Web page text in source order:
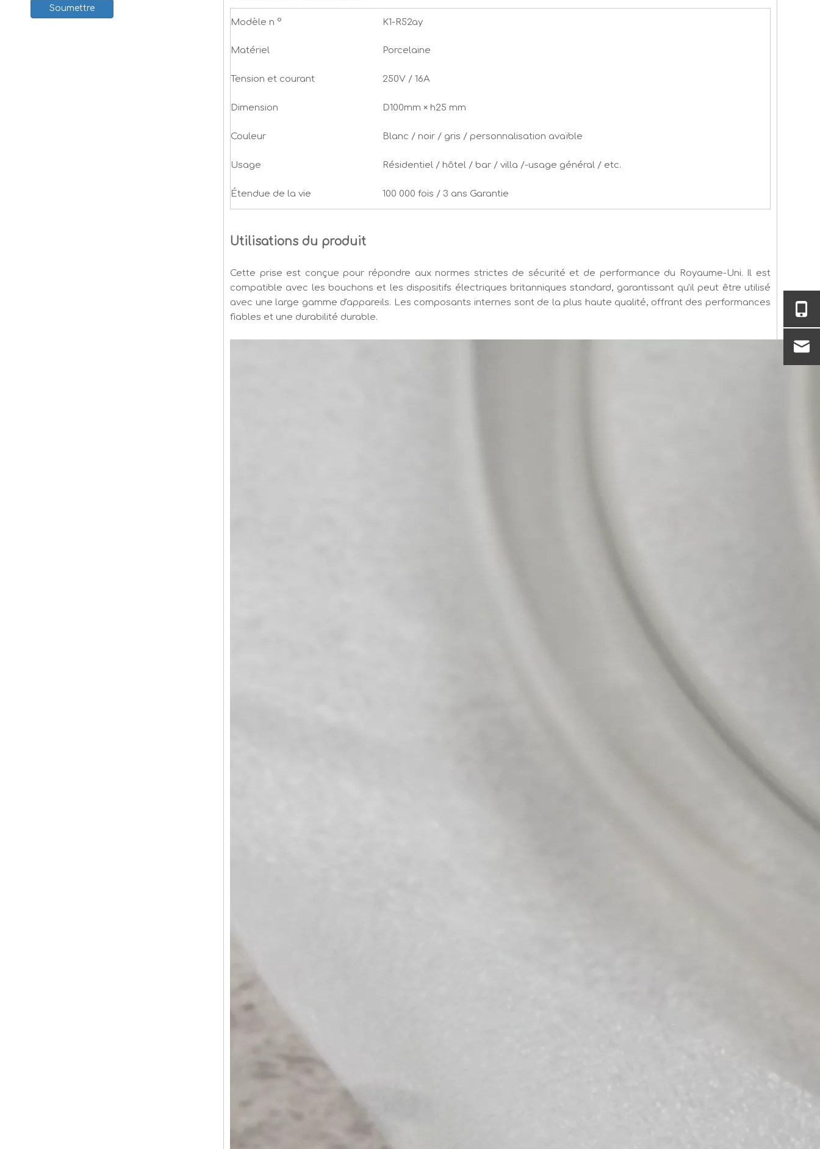
Soumettre
Modèle n ° K1-R52ay
Matériel Porcelaine
Tension et courant 250V / 16A
Dimension D100mm × h25 mm
Couleur Blanc / noir / gris / personnalisation avaïble
Usage Résidentiel / hôtel / bar / villa /-usage général / etc.
Étendue de la vie 100 000 fois / 3 ans Garantie
Utilisations du produit
Cette prise est conçue pour répondre aux normes strictes de sécurité et de performance du Royaume-Uni. Il est
compatible avec les bouchons et les dispositifs électriques britanniques standard, garantissant qu'il peut être utilisé
avec une large gamme d'appareils. Les composants internes sont de la plus haute qualité, offrant des performances
fiables et une durabilité durable.